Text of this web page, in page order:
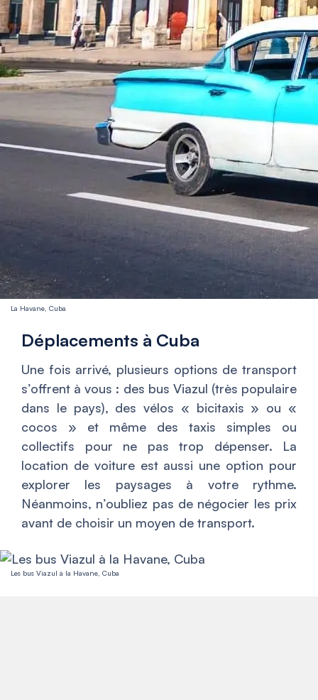
La Havane, Cuba
Déplacements à Cuba
Une fois arrivé, plusieurs options de transport
s’offrent à vous : des bus Viazul (très populaire
dans le pays), des vélos « bicitaxis » ou «
cocos » et même des taxis simples ou
collectifs pour ne pas trop dépenser. La
location de voiture est aussi une option pour
explorer les paysages à votre rythme.
Néanmoins, n’oubliez pas de négocier les prix
avant de choisir un moyen de transport.
Les bus Viazul à la Havane, Cuba